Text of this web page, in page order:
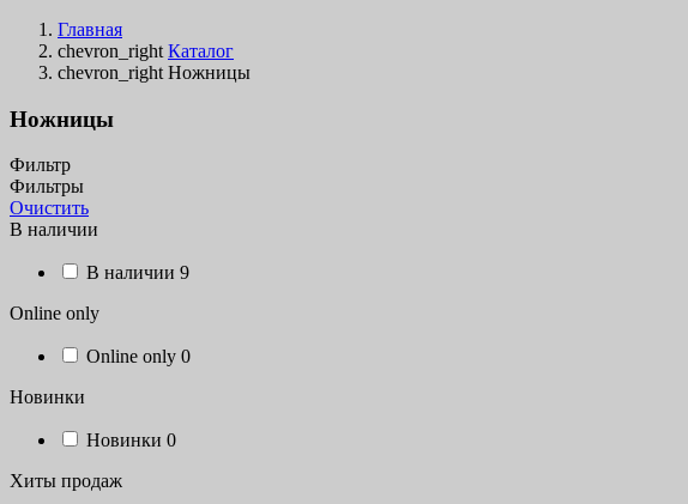
Главная
chevron_right Каталог
chevron_right Ножницы
Ножницы
Фильтр
Фильтры
Очистить
В наличии
В наличии 9
Online only
Online only 0
Новинки
Новинки 0
Хиты продаж